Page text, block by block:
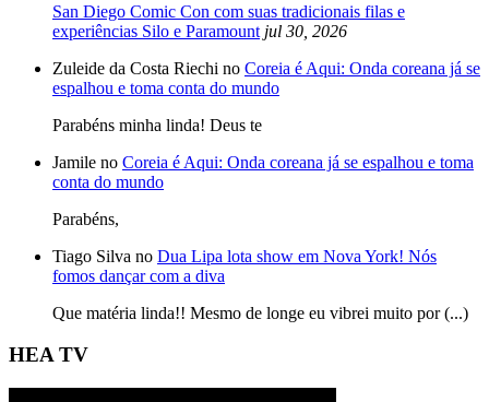
San Diego Comic Con com suas tradicionais filas e
experiências Silo e Paramount jul 30, 2026
Zuleide da Costa Riechi no Coreia é Aqui: Onda coreana já se
espalhou e toma conta do mundo
Parabéns minha linda! Deus te
Jamile no Coreia é Aqui: Onda coreana já se espalhou e toma
conta do mundo
Parabéns,
Tiago Silva no Dua Lipa lota show em Nova York! Nós
fomos dançar com a diva
Que matéria linda!! Mesmo de longe eu vibrei muito por (...)
HEA TV